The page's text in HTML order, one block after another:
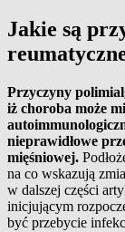
Jakie są
Przyczyny
iż choroba może
nieprawidłowe
mięśniowej.
na co wskazują
w dalszej części
inicjującym
być przebycie